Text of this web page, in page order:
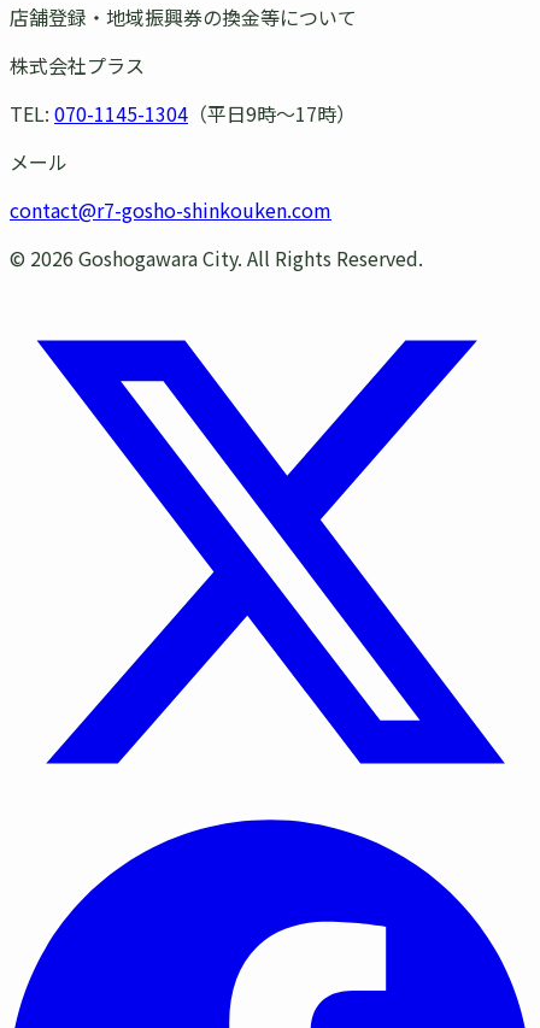
店舗登録・地域振興券の換金等について
株式会社プラス
TEL: 070-1145-1304 （平日9時〜17時）
メール
contact@r7-gosho-shinkouken.com
© 2026 Goshogawara City. All Rights Reserved.